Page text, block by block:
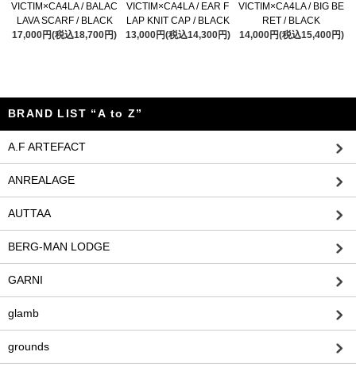
VICTIM×CA4LA / BALAC
LAVA SCARF / BLACK
17,000円(税込18,700円)
VICTIM×CA4LA / EAR F
LAP KNIT CAP / BLACK
13,000円(税込14,300円)
VICTIM×CA4LA / BIG BE
RET / BLACK
14,000円(税込15,400円)
BRAND LIST “A to Z”
A.F ARTEFACT
ANREALAGE
AUTTAA
BERG-MAN LODGE
GARNI
glamb
grounds